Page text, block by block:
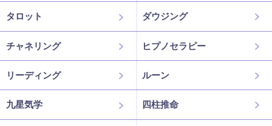
タロット ダウジング
チャネリング ヒプノセラピー
リーディング ルーン
九星気学 四柱推命